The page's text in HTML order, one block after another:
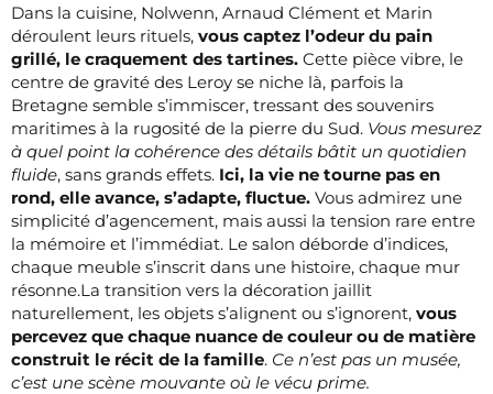
Dans la cuisine, Nolwenn, Arnaud Clément et Marin
déroulent leurs rituels, vous captez l’odeur du pain
grillé, le craquement des tartines. Cette pièce vibre, le
centre de gravité des Leroy se niche là, parfois la
Bretagne semble s’immiscer, tressant des souvenirs
maritimes à la rugosité de la pierre du Sud. Vous mesurez
à quel point la cohérence des détails bâtit un quotidien
fluide, sans grands effets. Ici, la vie ne tourne pas en
rond, elle avance, s’adapte, fluctue. Vous admirez une
simplicité d’agencement, mais aussi la tension rare entre
la mémoire et l’immédiat. Le salon déborde d’indices,
chaque meuble s’inscrit dans une histoire, chaque mur
résonne.La transition vers la décoration jaillit
naturellement, les objets s’alignent ou s’ignorent, vous
percevez que chaque nuance de couleur ou de matière
construit le récit de la famille. Ce n’est pas un musée,
c’est une scène mouvante où le vécu prime.